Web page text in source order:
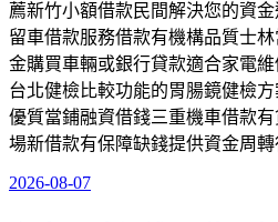
薦新竹小額借款民間解決您的資
留車借款服務借款有機構品質士
金購買車輛或銀行貸款適合家電
台北健檢比較功能的胃腸鏡健檢
優質當鋪融資借錢三重機車借款
場新借款有保障缺錢提供資金周
發
2026-08-07